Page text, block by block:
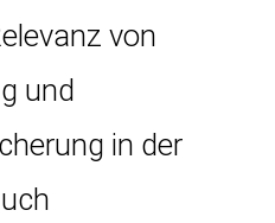
von
und
in der